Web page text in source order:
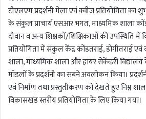
टीएलएम प्रदर्शनी मेला एवं क्वीज प्रतियोगिता
के संकुल प्राचार्य एसआर भगत, माध्यमिक शाला
दीवान व अन्य शिक्षकों/शिक्षिकाओं की उपस्थिति में
प्रतियोगिता में संकुल केंद्र कोंडतराई, डोंगीतराई
शाला, माध्यमिक शाला और हायर सेकेंडरी विद्यालय
मॉडलों के प्रदर्शनी का सबने अवलोकन किया।
एवं निर्माण तथा प्रस्तुतीकरण को देखते हुए निम्न
विकासखंड स्तरीय प्रतियोगिता के लिए किया गया।